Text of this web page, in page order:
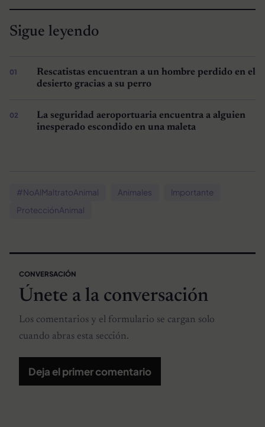
Sigue leyendo
Rescatistas encuentran a un hombre perdido en el
desierto gracias a su perro
La seguridad aeroportuaria encuentra a alguien
inesperado escondido en una maleta
#NoAlMaltratoAnimal Animales
Importante
ProtecciónAnimal
CONVERSACIÓN
Únete a la conversación
Los comentarios y el formulario se cargan solo
cuando abras esta sección.
Deja el primer comentario